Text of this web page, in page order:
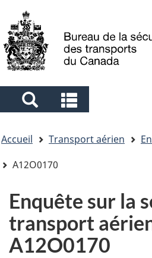
totoà
la
Sélection
de
la
langue
Search
and
menus
and
menus
êtes
ici
Accueil Transport aérien
A12O0170
Enquête sur la
transport
A12O0170